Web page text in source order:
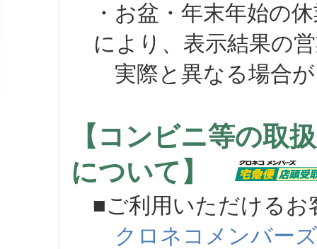
・お盆・年末年始の
により、表示結果の
実際と異なる場合が
【コンビニ等の取
について】
■ご利用いただけるお
クロネコメンバーズ